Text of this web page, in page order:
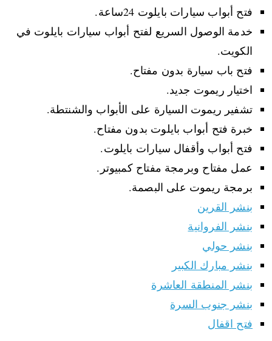
فتح أبواب سيارات بايلوت 24ساعة.
خدمة الوصول السريع لفتح أبواب سيارات بايلوت في
الكويت.
فتح باب سيارة بدون مفتاح.
اختيار ريموت جديد.
تشفير ريموت السيارة على الأبواب والشنتطة.
خبرة فتح أبواب بايلوت بدون مفتاح.
فتح أبواب وأقفال سيارات بايلوت.
عمل مفتاح وبرمجة مفتاح كمبيوتر.
برمجة ريموت على البصمة.
بنشر القرين
بنشر الفروانية
بنشر حولي
بنشر مبارك الكبير
بنشر المنطقة العاشرة
بنشر جنوب السرة
فتح اقفال